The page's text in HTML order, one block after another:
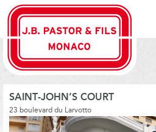
SAINT-JOHN’S COURT
23 boulevard du Larvotto